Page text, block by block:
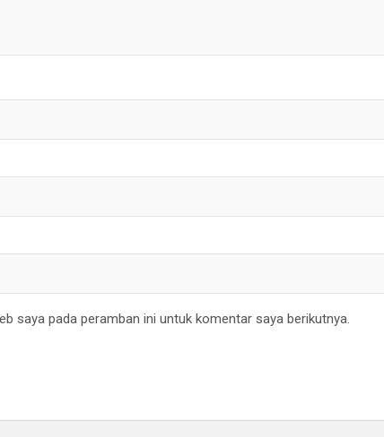
saya pada peramban ini untuk komentar saya berikutnya.